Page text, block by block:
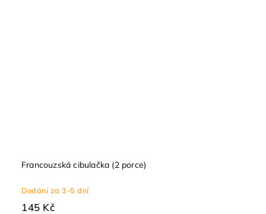
Francouzská cibulačka (2 porce)
Dodání za 3-5 dní
145 Kč